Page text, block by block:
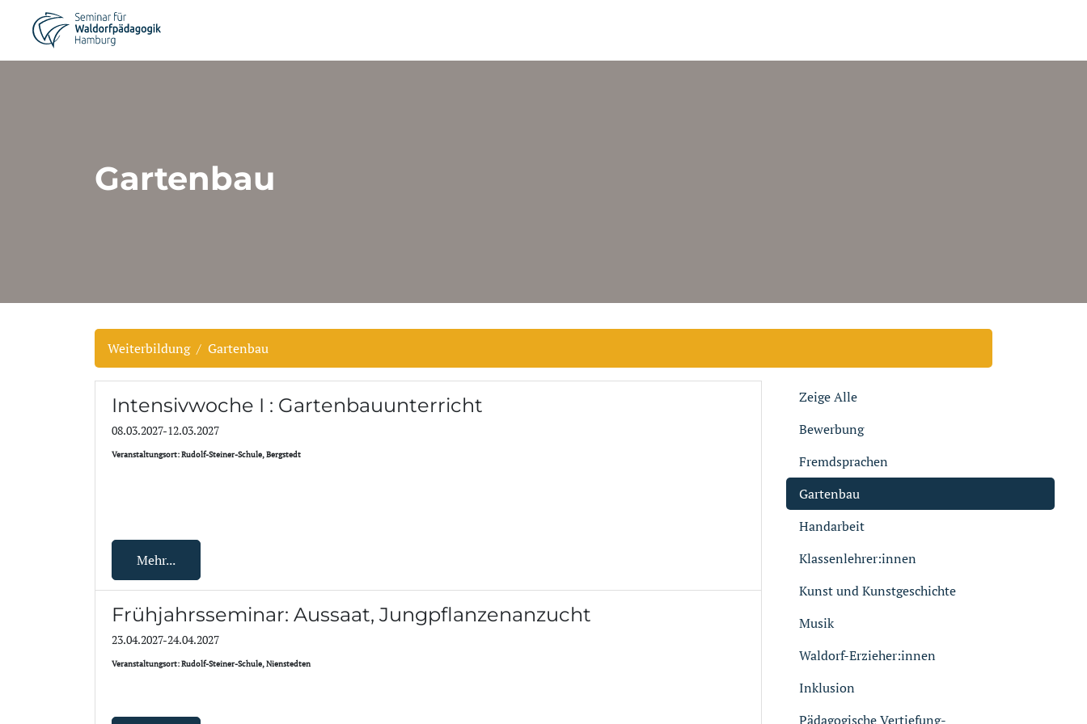
Gartenbau
Weiterbildung Gartenbau
Zeige Alle
Bewerbung
Fremdsprachen
Gartenbau
Handarbeit
Klassenlehrer:innen
Kunst und Kunstgeschichte
Musik
Waldorf-Erzieher:innen
Inklusion
Pädagogische Vertiefung-
Intensivwoche I : Gartenbauunterricht
08.03.2027-12.03.2027
Veranstaltungsort: Rudolf-Steiner-Schule, Bergstedt
Mehr...
Frühjahrsseminar: Aussaat, Jungpflanzenanzucht
23.04.2027-24.04.2027
Veranstaltungsort: Rudolf-Steiner-Schule, Nienstedten